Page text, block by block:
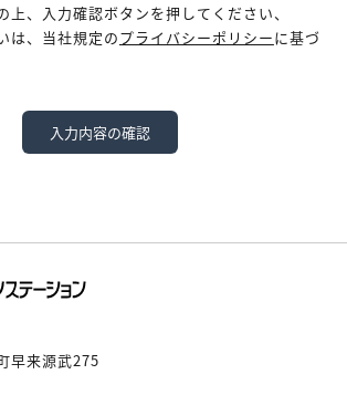
上、入力確認ボタンを押してください、
は、当社規定のプライバシーポリシーに基づ
早来源武275